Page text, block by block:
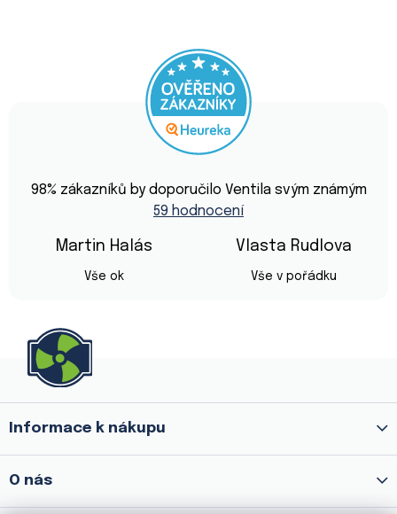
hodnocení
obchodu
je
hvězdiček.
98% zákazníků by doporučilo Ventila svým známým
59 hodnocení
Martin Halás
Vše ok
Vlasta Rudlova
Vše v pořádku
p
aInformace k nákupu
O nás